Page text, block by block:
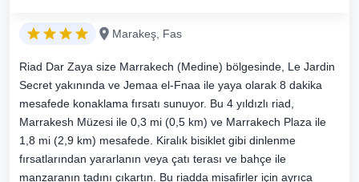
Marakeş, Fas
Riad Dar Zaya size Marrakech (Medine) bölgesinde, Le Jardin
Secret yakınında ve Jemaa el-Fnaa ile yaya olarak 8 dakika
mesafede konaklama fırsatı sunuyor. Bu 4 yıldızlı riad,
Marrakesh Müzesi ile 0,3 mi (0,5 km) ve Marrakech Plaza ile
1,8 mi (2,9 km) mesafede. Kiralık bisiklet gibi dinlenme
fırsatlarından yararlanın veya çatı terası ve bahçe ile
manzaranın tadını çıkartın. Bu riadda misafirler için ayrıca